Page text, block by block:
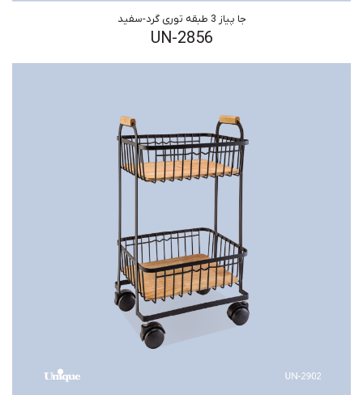
جا پیاز 3 طبقه توری گرد-سفید
UN-2856